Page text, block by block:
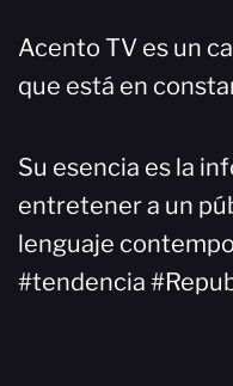
Acento TV es un
que está en
Su esencia es la
entretener a un
lenguaje
#tendencia